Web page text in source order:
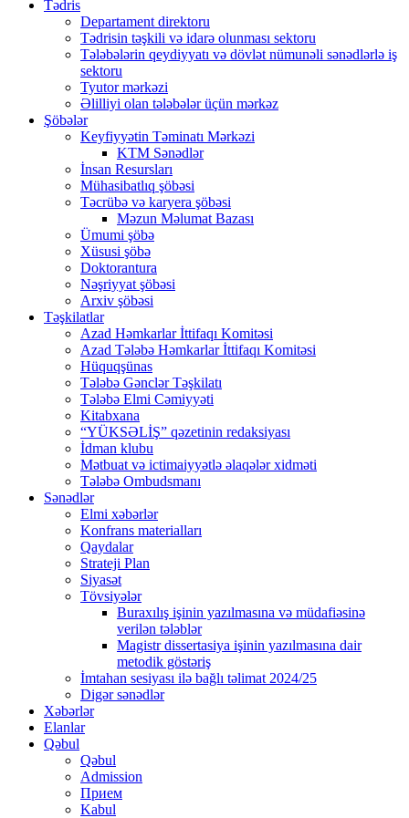
Tədris
Departament direktoru
Tədrisin təşkili və idarə olunması sektoru
Tələbələrin qeydiyyatı və dövlət nümunəli sənədlərlə iş
sektoru
Tyutor mərkəzi
Əlilliyi olan tələbələr üçün mərkəz
Şöbələr
Keyfiyyətin Təminatı Mərkəzi
KTM Sənədlər
İnsan Resursları
Mühasibatlıq şöbəsi
Təcrübə və karyera şöbəsi
Məzun Məlumat Bazası
Ümumi şöbə
Xüsusi şöbə
Doktorantura
Nəşriyyat şöbəsi
Arxiv şöbəsi
Təşkilatlar
Azad Həmkarlar İttifaqı Komitəsi
Azad Tələbə Həmkarlar İttifaqı Komitəsi
Hüquqşünas
Tələbə Gənclər Təşkilatı
Tələbə Elmi Cəmiyyəti
Kitabxana
“YÜKSƏLİŞ” qəzetinin redaksiyası
İdman klubu
Mətbuat və ictimaiyyətlə əlaqələr xidməti
Tələbə Ombudsmanı
Sənədlər
Elmi xəbərlər
Konfrans materialları
Qaydalar
Strateji Plan
Siyasət
Tövsiyələr
Buraxılış işinin yazılmasına və müdafiəsinə
verilən tələblər
Magistr dissertasiya işinin yazılmasına dair
metodik göstəriş
İmtahan sesiyası ilə bağlı təlimat 2024/25
Digər sənədlər
Xəbərlər
Elanlar
Qəbul
Qəbul
Admission
Прием
Kabul